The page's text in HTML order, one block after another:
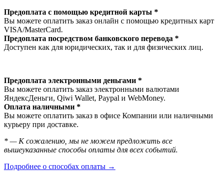
Предоплата с помощью кредитной карты *
Вы можете оплатить заказ онлайн с помощью кредитных карт
VISA/MasterСard.
Предоплата посредством банковского перевода *
Доступен как для юридических, так и для физических лиц.
Предоплата электронными деньгами *
Вы можете оплатить заказ электронными валютами
ЯндексДеньги, Qiwi Wallet, Paypal и WebMoney.
Оплата наличными *
Вы можете оплатить заказ в офисе Компании или наличными
курьеру при доставке.
* — К сожалению, мы не можем предложить все
вышеуказанные способы оплаты для всех событий.
Подробнее о способах оплаты →